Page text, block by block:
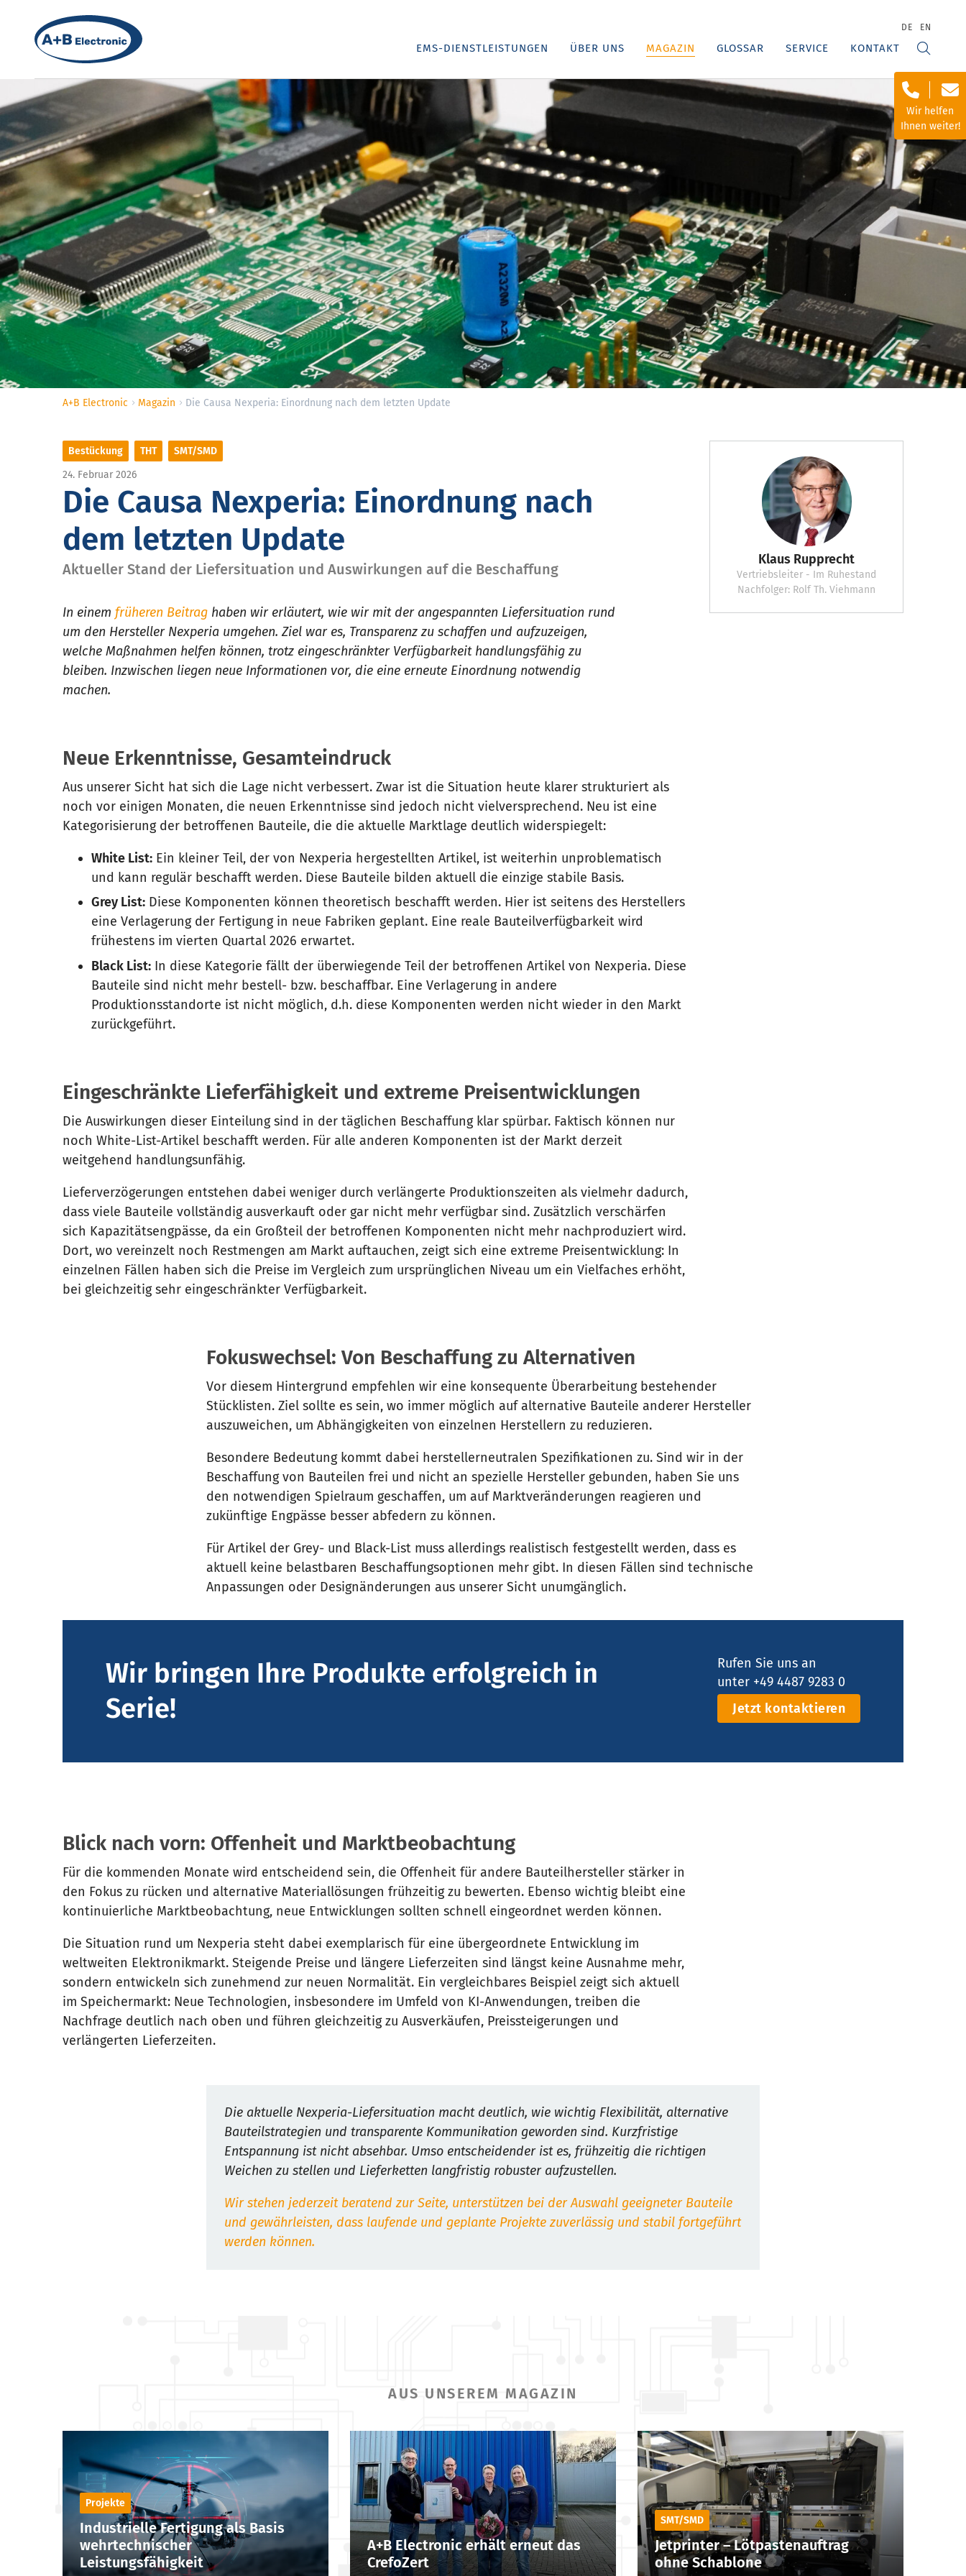
DE EN
EMS-DIENSTLEISTUNGEN ÜBER UNS MAGAZIN GLOSSAR SERVICE KONTAKT
A+B Electronic Magazin Die Causa Nexperia: Einordnung nach dem letzten Update
Bestückung THT
SMT/SMD
24. Februar 2026
Die Causa Nexperia: Einordnung nach
dem letzten Update
Aktueller Stand der Liefersituation und Auswirkungen auf die Beschaffung
In einem früheren Beitrag haben wir erläutert, wie wir mit der angespannten Liefersituation rund
um den Hersteller Nexperia umgehen. Ziel war es, Transparenz zu schaffen und aufzuzeigen,
welche Maßnahmen helfen können, trotz eingeschränkter Verfügbarkeit handlungsfähig zu
bleiben. Inzwischen liegen neue Informationen vor, die eine erneute Einordnung notwendig
machen.
Klaus Rupprecht
Vertriebsleiter - Im Ruhestand
Nachfolger: Rolf Th. Viehmann
Neue Erkenntnisse, Gesamteindruck
Aus unserer Sicht hat sich die Lage nicht verbessert. Zwar ist die Situation heute klarer strukturiert als
noch vor einigen Monaten, die neuen Erkenntnisse sind jedoch nicht vielversprechend. Neu ist eine
Kategorisierung der betroffenen Bauteile, die die aktuelle Marktlage deutlich widerspiegelt:
White List: Ein kleiner Teil, der von Nexperia hergestellten Artikel, ist weiterhin unproblematisch
und kann regulär beschafft werden. Diese Bauteile bilden aktuell die einzige stabile Basis.
Grey List: Diese Komponenten können theoretisch beschafft werden. Hier ist seitens des Herstellers
eine Verlagerung der Fertigung in neue Fabriken geplant. Eine reale Bauteilverfügbarkeit wird
frühestens im vierten Quartal 2026 erwartet.
Black List: In diese Kategorie fällt der überwiegende Teil der betroffenen Artikel von Nexperia. Diese
Bauteile sind nicht mehr bestell- bzw. beschaffbar. Eine Verlagerung in andere
Produktionsstandorte ist nicht möglich, d.h. diese Komponenten werden nicht wieder in den Markt
zurückgeführt.
Eingeschränkte Lieferfähigkeit und extreme Preisentwicklungen
Die Auswirkungen dieser Einteilung sind in der täglichen Beschaffung klar spürbar. Faktisch können nur
noch White-List-Artikel beschafft werden. Für alle anderen Komponenten ist der Markt derzeit
weitgehend handlungsunfähig.
Lieferverzögerungen entstehen dabei weniger durch verlängerte Produktionszeiten als vielmehr dadurch,
dass viele Bauteile vollständig ausverkauft oder gar nicht mehr verfügbar sind. Zusätzlich verschärfen
sich Kapazitätsengpässe, da ein Großteil der betroffenen Komponenten nicht mehr nachproduziert wird.
Dort, wo vereinzelt noch Restmengen am Markt auftauchen, zeigt sich eine extreme Preisentwicklung: In
einzelnen Fällen haben sich die Preise im Vergleich zum ursprünglichen Niveau um ein Vielfaches erhöht,
bei gleichzeitig sehr eingeschränkter Verfügbarkeit.
Fokuswechsel: Von Beschaffung zu Alternativen
Vor diesem Hintergrund empfehlen wir eine konsequente Überarbeitung bestehender
Stücklisten. Ziel sollte es sein, wo immer möglich auf alternative Bauteile anderer Hersteller
auszuweichen, um Abhängigkeiten von einzelnen Herstellern zu reduzieren.
Besondere Bedeutung kommt dabei herstellerneutralen Spezifikationen zu. Sind wir in der
Beschaffung von Bauteilen frei und nicht an spezielle Hersteller gebunden, haben Sie uns
den notwendigen Spielraum geschaffen, um auf Marktveränderungen reagieren und
zukünftige Engpässe besser abfedern zu können.
Für Artikel der Grey- und Black-List muss allerdings realistisch festgestellt werden, dass es
aktuell keine belastbaren Beschaffungsoptionen mehr gibt. In diesen Fällen sind technische
Anpassungen oder Designänderungen aus unserer Sicht unumgänglich.
Wir bringen Ihre Produkte erfolgreich in
Serie!
Rufen Sie uns an
unter +49 4487 9283 0
Jetzt kontaktieren
Blick nach vorn: Offenheit und Marktbeobachtung
Für die kommenden Monate wird entscheidend sein, die Offenheit für andere Bauteilhersteller stärker in
den Fokus zu rücken und alternative Materiallösungen frühzeitig zu bewerten. Ebenso wichtig bleibt eine
kontinuierliche Marktbeobachtung, neue Entwicklungen sollten schnell eingeordnet werden können.
Die Situation rund um Nexperia steht dabei exemplarisch für eine übergeordnete Entwicklung im
weltweiten Elektronikmarkt. Steigende Preise und längere Lieferzeiten sind längst keine Ausnahme mehr,
sondern entwickeln sich zunehmend zur neuen Normalität. Ein vergleichbares Beispiel zeigt sich aktuell
im Speichermarkt: Neue Technologien, insbesondere im Umfeld von KI-Anwendungen, treiben die
Nachfrage deutlich nach oben und führen gleichzeitig zu Ausverkäufen, Preissteigerungen und
verlängerten Lieferzeiten.
Die aktuelle Nexperia-Liefersituation macht deutlich, wie wichtig Flexibilität, alternative
Bauteilstrategien und transparente Kommunikation geworden sind. Kurzfristige
Entspannung ist nicht absehbar. Umso entscheidender ist es, frühzeitig die richtigen
Weichen zu stellen und Lieferketten langfristig robuster aufzustellen.
Wir stehen jederzeit beratend zur Seite, unterstützen bei der Auswahl geeigneter Bauteile
und gewährleisten, dass laufende und geplante Projekte zuverlässig und stabil fortgeführt
werden können.
AUS UNSEREM MAGAZIN
Projekte
Industrielle Fertigung als Basis
wehrtechnischer
Leistungsfähigkeit
A+B Electronic erhält erneut das
CrefoZert
SMT/SMD
Jetprinter – Lötpastenauftrag
ohne Schablone
Wir helfen
Ihnen weiter!